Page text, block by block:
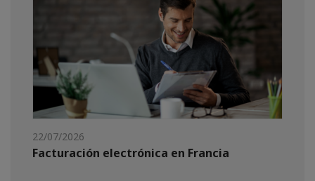
22/07/2026
Facturación electrónica en Francia